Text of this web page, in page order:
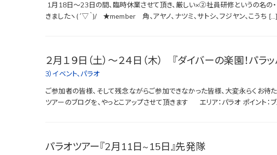
1月18日～23日の間、臨時休業させて頂き、厳しい×②社員研修というの名の・
きましたヽ(´▽｀)/ ★member 角、アヤノ、ナツミ、サトシ、フジヤン、こうち […]
２月１９日（土）～２４日（木） 『ダイバーの楽園！パラ
3）イベント、パラオ
ご参加者の皆様、そして残念ながらご参加できなかった皆様、大変永らくお待
ツアーのブログを、やっとこアップさせて頂きます エリア：パラオ ポイント：
パラオツアー『2月11日~15日』先発隊